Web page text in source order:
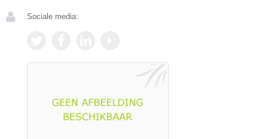
Sociale media: